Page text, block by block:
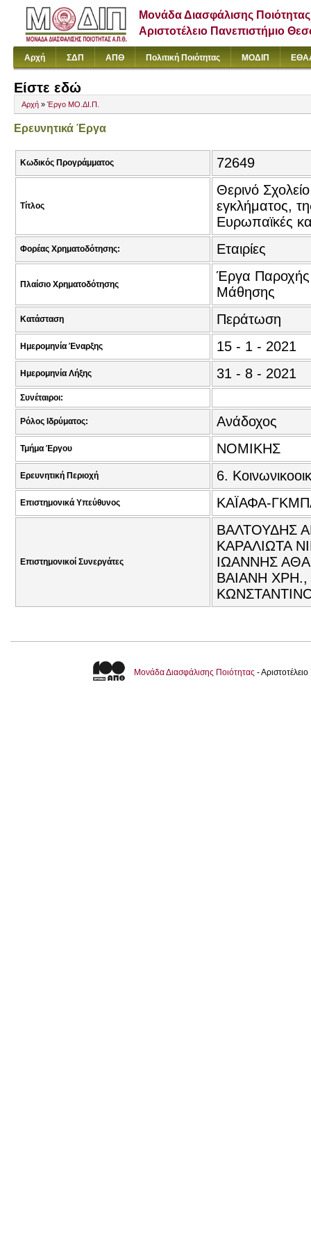
Μονάδα Διασφάλισης Ποιότητας
Αριστοτέλειο Πανεπιστήμιο
Αρχή ΣΔΠ ΑΠΘ Πολιτική Ποιότητας ΜΟΔΙΠ
Είστε εδώ
Αρχή » Έργο ΜΟ.ΔΙ.Π.
Ερευνητικά Έργα
Κωδικός Προγράμματος 72649
Τίτλος
Θερινό
εγκλήματος,
Ευρωπαϊκές
Φορέας Χρηματοδότησης: Εταιρίες
Πλαίσιο Χρηματοδότησης
Έργα Παροχής
Μάθησης
Κατάσταση Περάτωση
Ημερομηνία Έναρξης 15 - 1 - 2021
Ημερομηνία Λήξης 31 - 8 - 2021
Συνέταιροι:
Ρόλος Ιδρύματος: Ανάδοχος
Τμήμα Έργου ΝΟΜΙΚΗΣ
Ερευνητική Περιοχή 6.
Επιστημονικά Υπεύθυνος ΚΑΪΑΦΑ-
Επιστημονικοί Συνεργάτες
ΒΑΛΤΟΥΔΗΣ
ΚΑΡΑΛΙΩΤΑ
ΙΩΑΝΝΗΣ
ΒΑΙΑΝΗ
Μονάδα Διασφάλισης Ποιότητας -